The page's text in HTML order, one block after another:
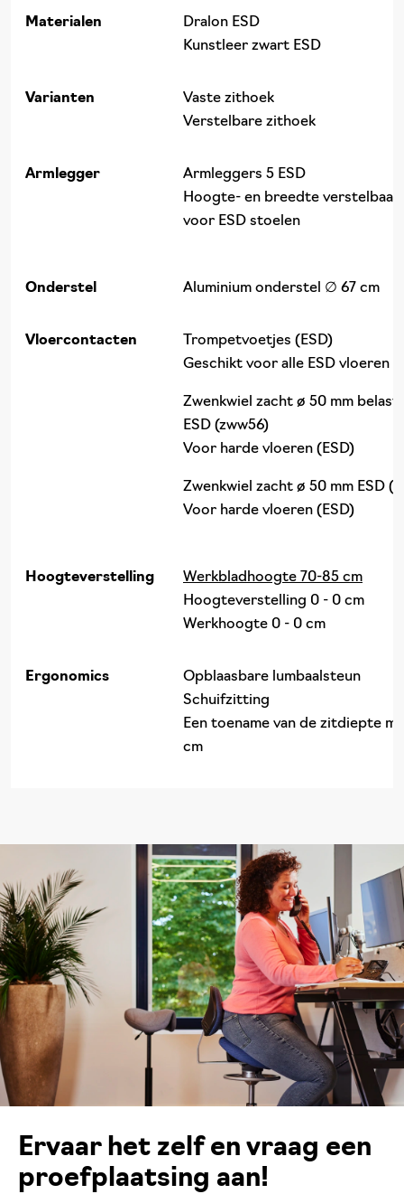
Materialen
Dralon ESD
Kunstleer zwart ESD
Varianten
Vaste zithoek
Verstelbare zithoek
Armlegger
Armleggers 5 ESD
Hoogte- en breedte verstelbaar
voor ESD stoelen
Onderstel Aluminium onderstel ∅ 67 cm
Vloercontacten
Trompetvoetjes (ESD)
Geschikt voor alle ESD vloeren
Zwenkwiel zacht ø 50 mm belast
ESD (zww56)
Voor harde vloeren (ESD)
Zwenkwiel zacht ø 50 mm ESD
Voor harde vloeren (ESD)
Hoogteverstelling
Werkbladhoogte 70-85 cm
Hoogteverstelling 0 - 0 cm
Werkhoogte 0 - 0 cm
Ergonomics
Opblaasbare lumbaalsteun
Schuifzitting
Een toename van de zitdiepte
cm
Ervaar het zelf en vraag een
proefplaatsing aan!